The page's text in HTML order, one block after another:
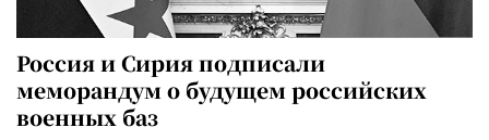
Россия и Сирия подписали
меморандум о будущем российских
военных баз